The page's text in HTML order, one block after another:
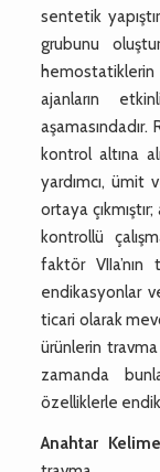
sentetik
grubunu
ajanların
kontrol altına
yardımcı, ümit
ortaya
kontrollü
faktör VIIa’nın
endikasyonlar
ticari olarak
ürünlerin
zamanda
özelliklerle
Anahtar